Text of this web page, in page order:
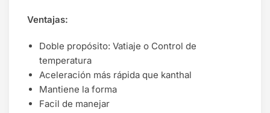
Ventajas:
Doble propósito: Vatiaje o Control de
temperatura
Aceleración más rápida que kanthal
Mantiene la forma
Facil de manejar